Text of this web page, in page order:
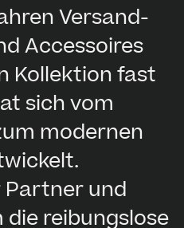
Versand-
Accessoires
Kollektion fast
sich vom
modernen
Partner und
reibungslose